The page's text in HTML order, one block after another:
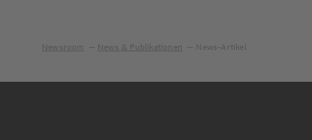
Newsroom News & Publikationen News-Artikel